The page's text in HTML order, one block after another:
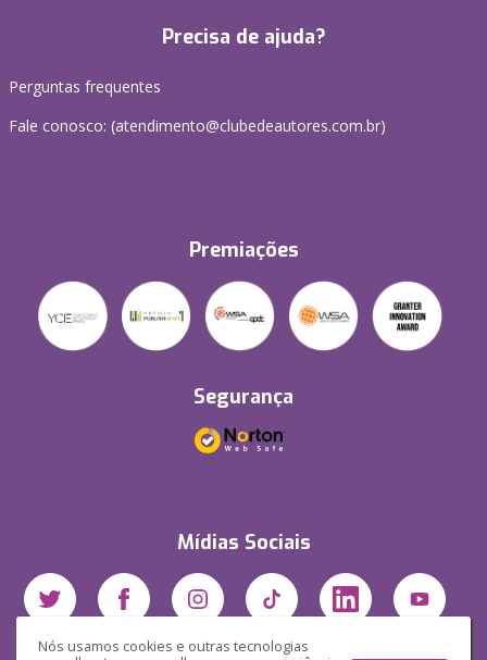
Nós usamos cookies e outras tecnologias
Precisa de ajuda?
Perguntas frequentes
Fale conosco: (atendimento@clubedeautores.com.br)
Premiações
Segurança
Mídias Sociais